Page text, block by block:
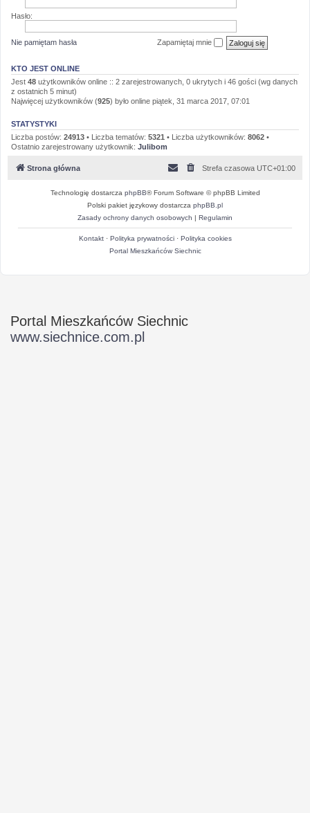
Hasło:
Nie pamiętam hasła Zapamiętaj mnie
KTO JEST ONLINE
Jest 48 użytkowników online :: 2 zarejestrowanych, 0 ukrytych i 46 gości (wg danych
z ostatnich 5 minut)
Najwięcej użytkowników (925) było online piątek, 31 marca 2017, 07:01
STATYSTYKI
Liczba postów: 24913 • Liczba tematów: 5321 • Liczba użytkowników: 8062 •
Ostatnio zarejestrowany użytkownik: Julibom
Strona główna Strefa czasowa UTC+01:00
Technologię dostarcza phpBB® Forum Software © phpBB Limited
Polski pakiet językowy dostarcza phpBB.pl
Zasady ochrony danych osobowych | Regulamin
Kontakt· Polityka prywatności· Polityka cookies
Portal Mieszkańców Siechnic
Portal Mieszkańców Siechnic
www.siechnice.com.pl